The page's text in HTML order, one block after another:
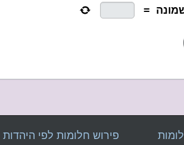
=
פירוש חלומות לפי היהדות